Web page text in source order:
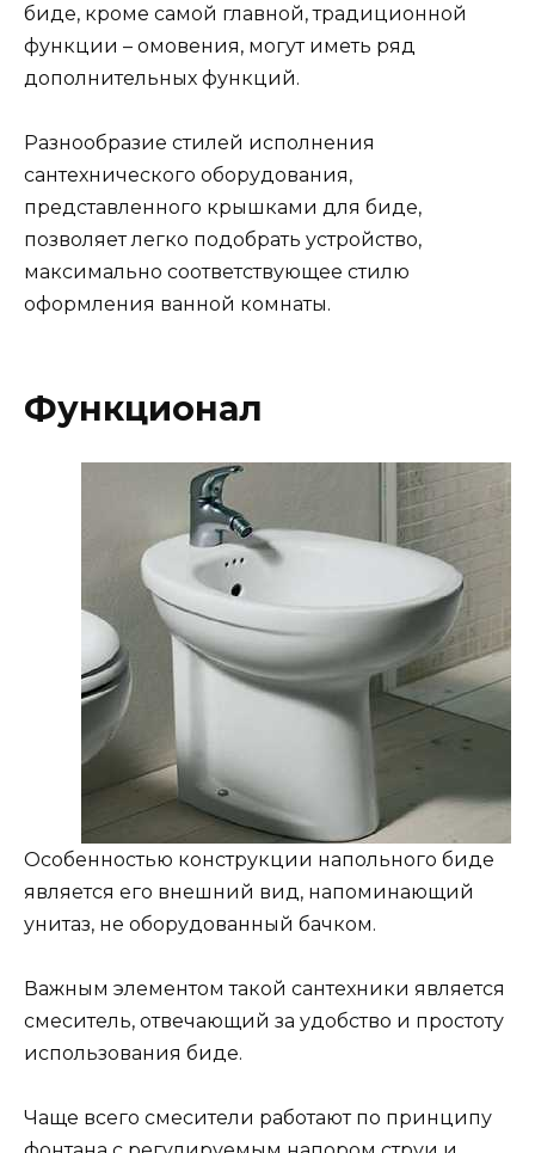
биде, кроме самой главной, традиционной
функции – омовения, могут иметь ряд
дополнительных функций.
Разнообразие стилей исполнения
сантехнического оборудования,
представленного крышками для биде,
позволяет легко подобрать устройство,
максимально соответствующее стилю
оформления ванной комнаты.
Функционал
Особенностью конструкции напольного биде
является его внешний вид, напоминающий
унитаз, не оборудованный бачком.
Важным элементом такой сантехники является
смеситель, отвечающий за удобство и простоту
использования биде.
Чаще всего смесители работают по принципу